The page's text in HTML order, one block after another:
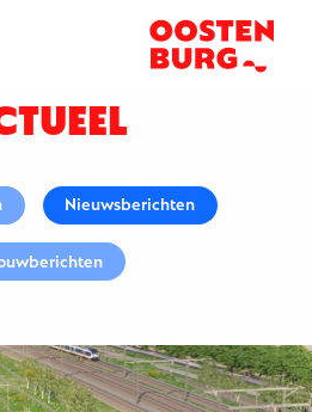
Nieuwsberichten